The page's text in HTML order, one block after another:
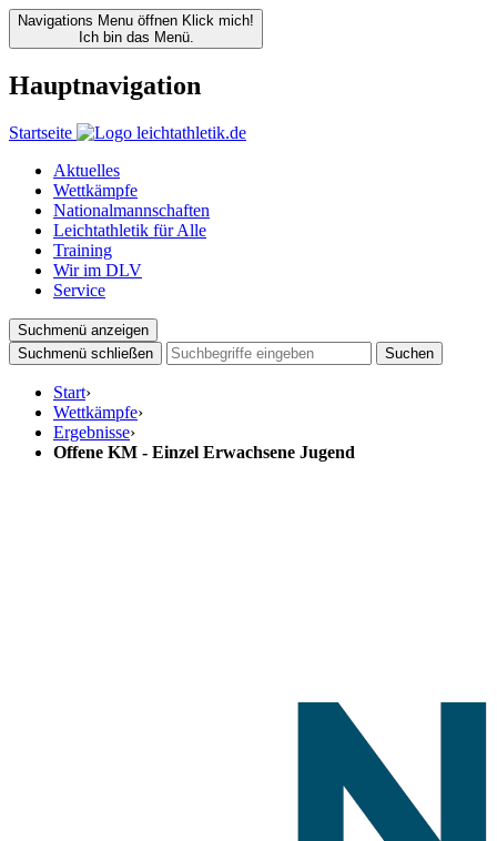
Navigations Menu öffnen Klick mich!
Ich bin das Menü.
Hauptnavigation
Startseite
Aktuelles
Wettkämpfe
Nationalmannschaften
Leichtathletik für Alle
Training
Wir im DLV
Service
Suchmenü anzeigen
Suchmenü schließen
Suchen
Start›
Wettkämpfe›
Ergebnisse›
Offene KM - Einzel Erwachsene Jugend